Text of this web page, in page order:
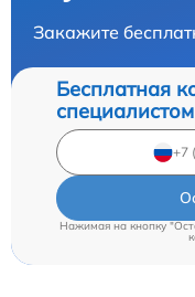
Закажите
Бесплатная
специалистом
Нажимая на кнопку